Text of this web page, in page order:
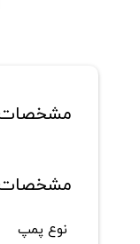
مشخصات
نوع پمپ